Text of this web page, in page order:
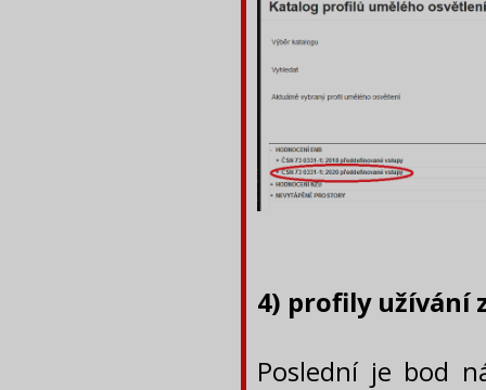
4) profily užívání
Poslední je bod